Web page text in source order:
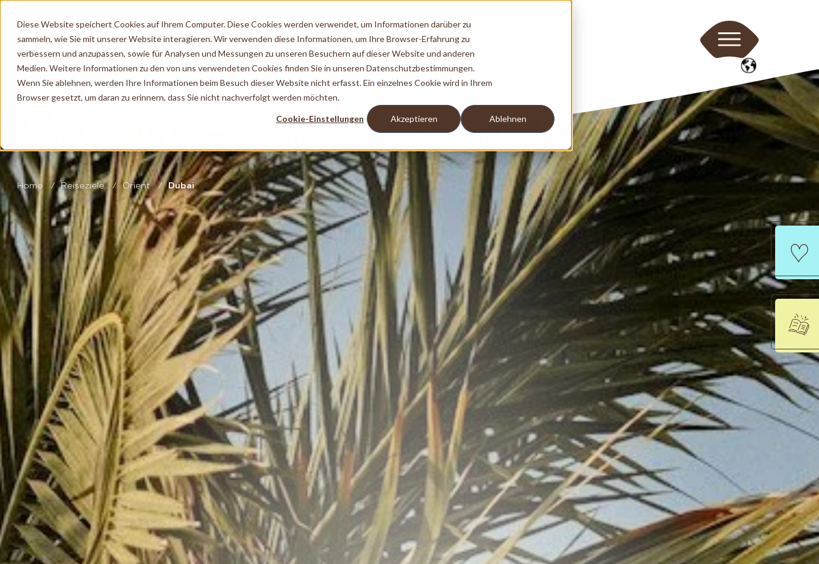
Diese Website speichert Cookies auf Ihrem Computer. Diese Cookies werden verwendet, um Informationen darüber zu
sammeln, wie Sie mit unserer Website interagieren. Wir verwenden diese Informationen, um Ihre Browser-Erfahrung zu
verbessern und anzupassen, sowie für Analysen und Messungen zu unseren Besuchern auf dieser Website und anderen
Medien. Weitere Informationen zu den von uns verwendeten Cookies finden Sie in unseren Datenschutzbestimmungen.
Wenn Sie ablehnen, werden Ihre Informationen beim Besuch dieser Website nicht erfasst. Ein einzelnes Cookie wird in Ihrem
Browser gesetzt, um daran zu erinnern, dass Sie nicht nachverfolgt werden möchten.
Cookie-Einstellungen Akzeptieren Ablehnen
Home Reiseziele Orient Dubai